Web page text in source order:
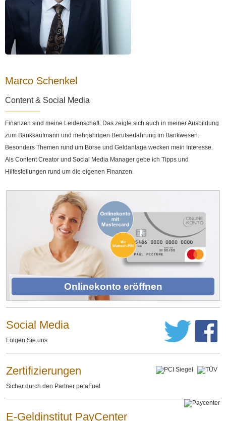
Marco Schenkel
Content & Social Media
Finanzen sind meine Leidenschaft. Das zeigte sich auch in meiner Ausbildung
zum Bankkaufmann und mehrjährigen Berufserfahrung im Bankwesen.
Besonders Themen rund um Börse und Geldanlage wecken mein Interesse.
Als Content Creator und Social Media Manager gebe ich Tipps und
Hilfestellungen rund um die eigenen Finanzen.
Onlinekonto eröffnen
Social Media
Folgen Sie uns
Zertifizierungen
Sicher durch den Partner petaFuel
E-Geldinstitut PayCenter